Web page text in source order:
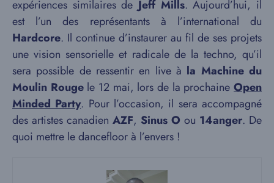
expériences similaires deJeff Mills. Aujourd’hui, il
est l’un des représentants à l’international du
Hardcore. Il continue d’instaurer au fil de ses projets
une vision sensorielle et radicale de la techno, qu’il
sera possible de ressentir en live à la Machine du
Moulin Rougele 12 mai, lors de la prochaineOpen
Minded Party. Pour l’occasion, il sera accompagné
des artistes canadien AZF, Sinus O ou 14anger. De
quoi mettre le dancefloor à l’envers !